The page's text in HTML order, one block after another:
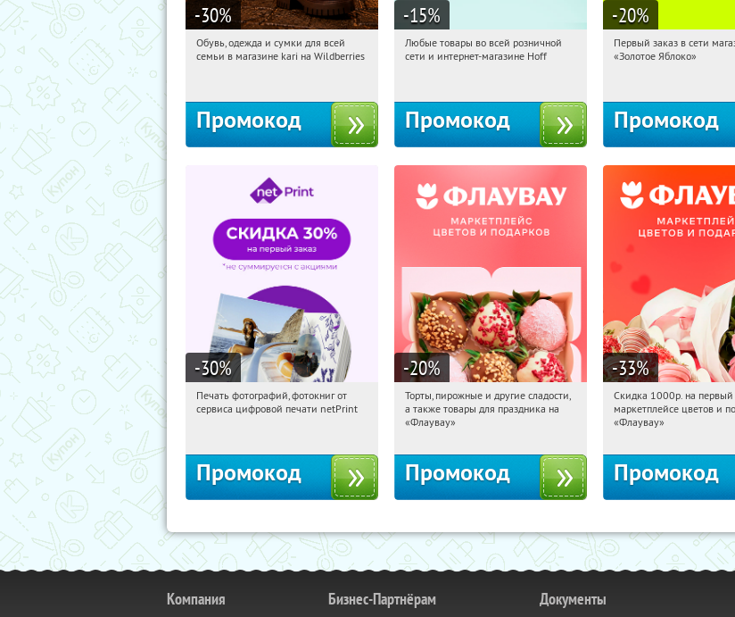
-30%
02:47:19 Получили:
Обувь, одежда и сумки для всей
семьи в магазине kari на Wildberries
Промокод
-15%
02:47:19 Получили:
Любые товары во всей розничной
сети и интернет-магазине Hoff
Промокод
-20%
02:47:19
Первый заказ в сети
«Золотое Яблоко»
Промокод
-30%
02:47:19 Получили:
Печать фотографий, фотокниг от
сервиса цифровой печати netPrint
Промокод
-20%
02:47:19 Получили:
Россия
Торты, пирожные и другие сладости,
а также товары для праздника на
«Флаувау»
Промокод
-33%
02:47:19
Россия
Скидка 1000р. на первый
маркетплейсе цветов и
«Флаувау»
Промокод
Компания Бизнес-Партнёрам Документы